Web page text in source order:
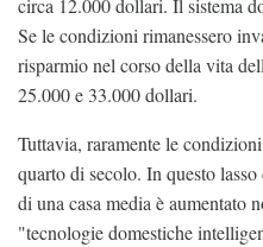
circa 12.000 dollari. Il sistema
Se le condizioni rimanessero
risparmio nel corso della vita
25.000 e 33.000 dollari.
Tuttavia, raramente le
quarto di secolo. In questo
di una casa media è aumentato
"tecnologie domestiche